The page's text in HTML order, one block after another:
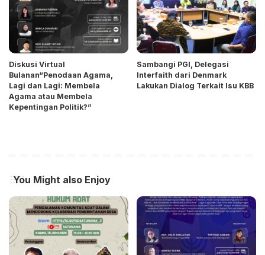
Diskusi Virtual
Bulanan“Penodaan Agama,
Lagi dan Lagi: Membela
Agama atau Membela
Kepentingan Politik?”
Sambangi PGI, Delegasi
Interfaith dari Denmark
Lakukan Dialog Terkait Isu KBB
You Might also Enjoy